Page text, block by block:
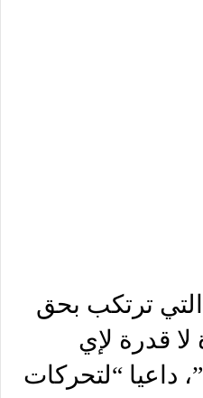
ترتكب بحق
لا قدرة لإي
داعيا “لتحركات